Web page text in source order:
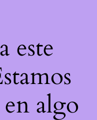
este
algo